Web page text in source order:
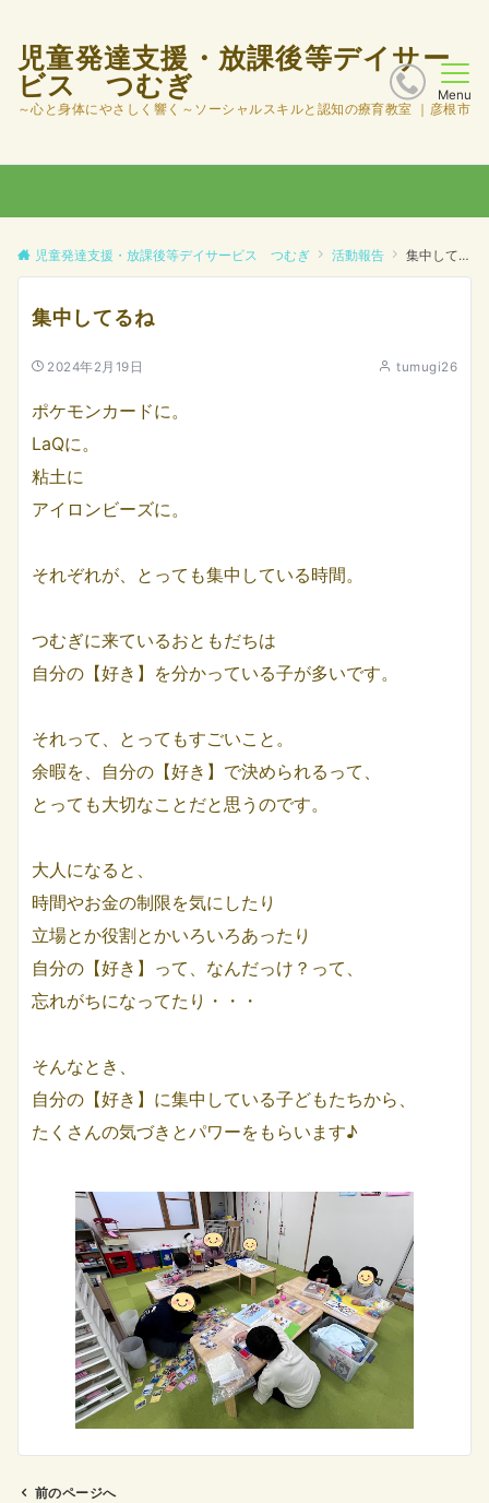
児童発達支援・放課後等デイサー
ビス つむぎ
～心と身体にやさしく響く～ソーシャルスキルと認知の療育教室 ｜彦根市
Menu
児童発達支援・放課後等デイサービス つむぎ 活動報告 集中してるね
集中してるね
2024年2月19日 tumugi26
ポケモンカードに。
LaQに。
粘土に
アイロンビーズに。
それぞれが、とっても集中している時間。
つむぎに来ているおともだちは
自分の【好き】を分かっている子が多いです。
それって、とってもすごいこと。
余暇を、自分の【好き】で決められるって、
とっても大切なことだと思うのです。
大人になると、
時間やお金の制限を気にしたり
立場とか役割とかいろいろあったり
自分の【好き】って、なんだっけ？って、
忘れがちになってたり・・・
そんなとき、
自分の【好き】に集中している子どもたちから、
たくさんの気づきとパワーをもらいます♪
前のページへ